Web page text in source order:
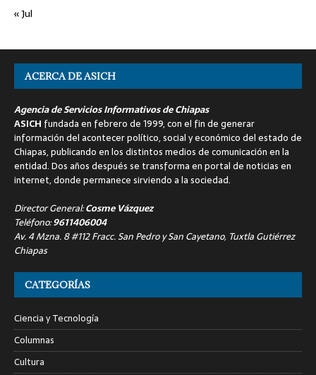
« Jul
ACERCA DE ASICH
Agencia de Servicios Informativos de Chiapas
ASICH fundada en febrero de 1999, con el fin de generar
información del acontecer político, social y económico del estado de
Chiapas, publicando en los distintos medios de comunicación en la
entidad. Dos años después se transforma en portal de noticias en
internet, donde permanece sirviendo a la sociedad.
Director General:Cosme Vázquez
Teléfono:9611406004
Av. 4 Mzna. 8 #112 Fracc. San Pedro y San Cayetano, Tuxtla Gutiérrez
Chiapas
CATEGORÍAS
Ciencia y Tecnología
Columnas
Cultura